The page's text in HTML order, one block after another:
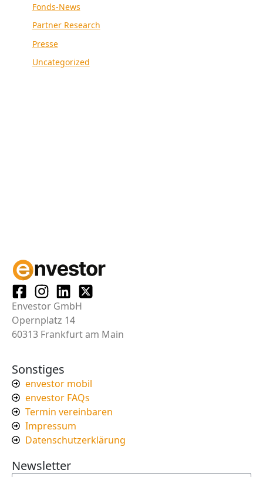
Fonds-News
Partner Research
Presse
Uncategorized
Envestor GmbH
Opernplatz 14
60313 Frankfurt am Main
Sonstiges
envestor mobil
envestor FAQs
Termin vereinbaren
Impressum
Datenschutzerklärung
Newsletter